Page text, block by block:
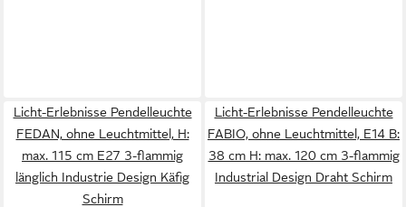
Licht-Erlebnisse Pendelleuchte
FEDAN, ohne Leuchtmittel, H:
max. 115 cm E27 3-flammig
länglich Industrie Design Käfig
Schirm
Licht-Erlebnisse Pendelleuchte
FABIO, ohne Leuchtmittel, E14 B:
38 cm H: max. 120 cm 3-flammig
Industrial Design Draht Schirm